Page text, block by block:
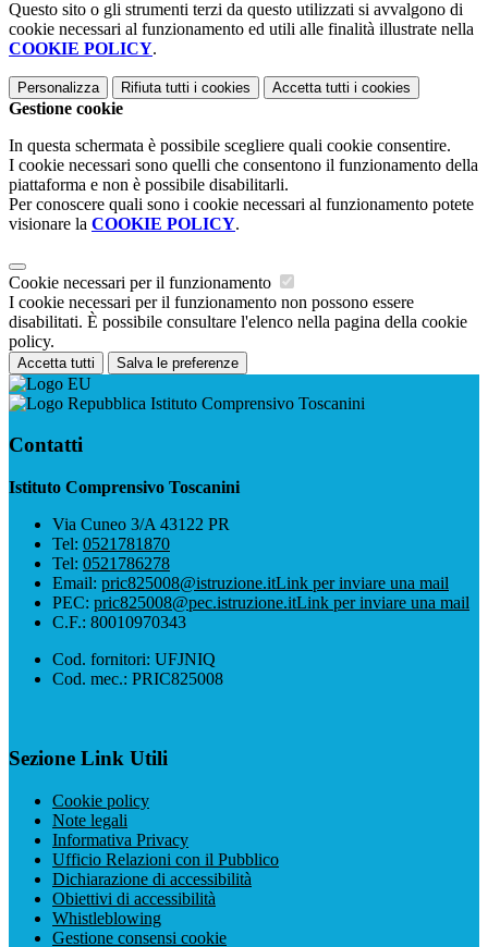
Questo sito o gli strumenti terzi da questo utilizzati si avvalgono di
cookie necessari al funzionamento ed utili alle finalità illustrate nella
COOKIE POLICY.
Personalizza Rifiuta tutti i cookies Accetta tutti i cookies
Gestione cookie
In questa schermata è possibile scegliere quali cookie consentire.
I cookie necessari sono quelli che consentono il funzionamento della
piattaforma e non è possibile disabilitarli.
Per conoscere quali sono i cookie necessari al funzionamento potete
visionare la COOKIE POLICY.
Cookie necessari per il funzionamento
I cookie necessari per il funzionamento non possono essere
disabilitati. È possibile consultare l'elenco nella pagina della cookie
policy.
Accetta tutti Salva le preferenze
Istituto Comprensivo Toscanini
Contatti
Istituto Comprensivo Toscanini
Via Cuneo 3/A 43122 PR
Tel: 0521781870
Tel: 0521786278
Email: pric825008@istruzione.itLink per inviare una mail
PEC: pric825008@pec.istruzione.itLink per inviare una mail
C.F.: 80010970343
Cod. fornitori: UFJNIQ
Cod. mec.: PRIC825008
Sezione Link Utili
Cookie policy
Note legali
Informativa Privacy
Ufficio Relazioni con il Pubblico
Dichiarazione di accessibilità
Obiettivi di accessibilità
Whistleblowing
Gestione consensi cookie